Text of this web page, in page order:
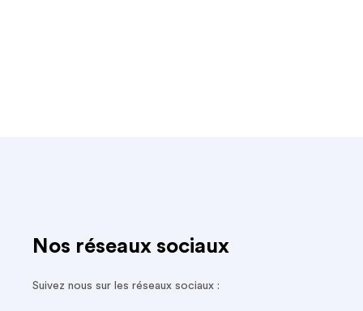
Nos réseaux sociaux
Suivez nous sur les réseaux sociaux :